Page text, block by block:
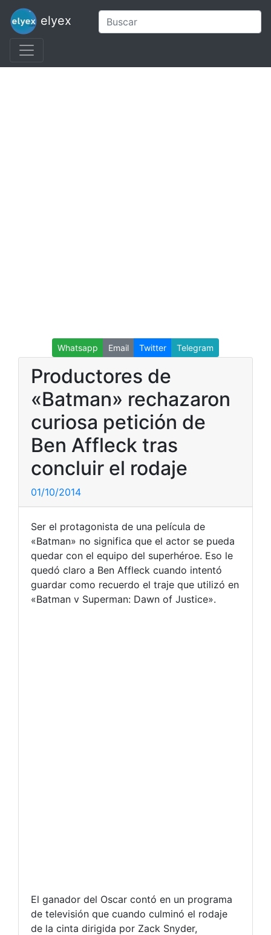
elyex
Whatsapp Email Twitter Telegram
Productores de
«Batman» rechazaron
curiosa petición de
Ben Affleck tras
concluir el rodaje
01/10/2014
Ser el protagonista de una película de
«Batman» no significa que el actor se pueda
quedar con el equipo del superhéroe. Eso le
quedó claro a Ben Affleck cuando intentó
guardar como recuerdo el traje que utilizó en
«Batman v Superman: Dawn of Justice».
El ganador del Oscar contó en un programa
de televisión que cuando culminó el rodaje
de la cinta dirigida por Zack Snyder,